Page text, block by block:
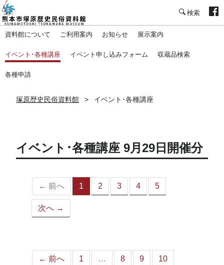
資料館について ご利用案内 お知らせ 展示案内
イベント･各種講座 イベント申し込みフォーム 収蔵品検索
各種申請
塚原歴史民俗資料館 イベント･各種講座
イベント･各種講座 9月29日開催分
← 前へ 1
（こ
2 3 4 5
次へ →
← 前へ 1 … 8 9 10